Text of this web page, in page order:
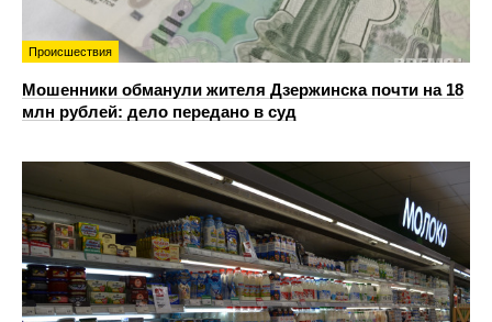
Происшествия
Мошенники обманули жителя Дзержинска почти на 18
млн рублей: дело передано в суд